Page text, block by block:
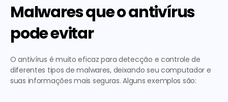
Malwares que o antivírus
pode evitar
O antivírus é muito eficaz para detecção e controle de
diferentes tipos de malwares, deixando seu computador e
suas informações mais seguras. Alguns exemplos são: